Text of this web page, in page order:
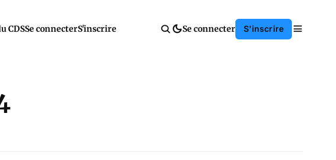
CDSSe connecterS'inscrire Se connecter S'inscrire